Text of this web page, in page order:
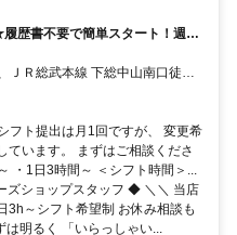
歴書不要で簡単スタート！週2
て無理なく勤務OK
ＪＲ総武本線 下総中山南口徒歩
〕南口徒歩約14分 「鬼越」駅よ
フト提出は月1回ですが、 変更希
ています。 まずはご相談くださ
・1日3時間～ ＜シフト時間＞...
ズショップスタッフ ◆ ＼＼ 当店
3h～シフト希望制 お休み相談も
明るく 「いらっしゃい...